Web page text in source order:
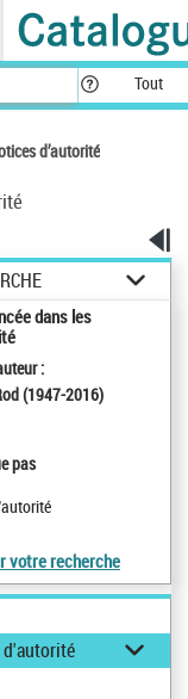
Tout
d’autorité
dans les
:
(1947-2016)
pas
votre recherche
d'autorité